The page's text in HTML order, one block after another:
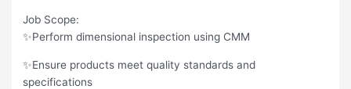
Job Scope:
✨Perform dimensional inspection using CMM
✨Ensure products meet quality standards and
specifications